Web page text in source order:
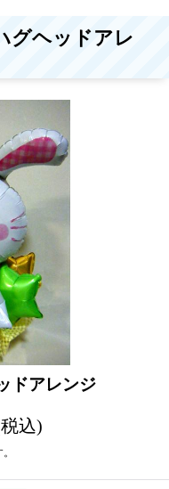
グヘッドアレ
ドアレンジ
込)